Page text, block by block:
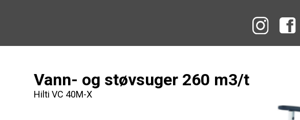
Vann- og støvsuger 260 m3/t
Hilti VC 40M-X